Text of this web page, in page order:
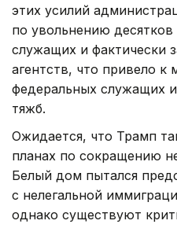
этих усилий
по увольнению
служащих и фактически
агентств, что привело к
федеральных служащих
тяжб.
Ожидается, что Трамп
планах по сокращению
Белый дом пытался
с нелегальной
однако существуют